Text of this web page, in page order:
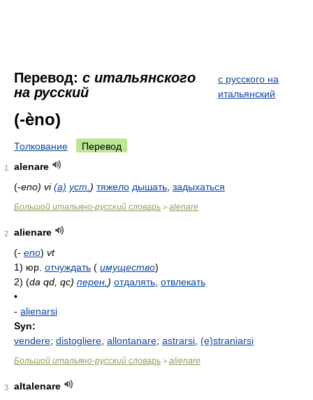
Перевод: с итальянского
на русский
с русского на
итальянский
(-èno)
Толкование Перевод
1
alenare
(-eno) vi(a) уст. ) тяжело дышать задыхаться
Большой итальяно-русский словарь > alenare
2
alienare
(- eno) vt
1) юр. отчуждать ( имущество)
2) (da qd, qc) перен. ) отдалять отвлекать
•
- alienarsi
Syn:
vendere; distogliere allontanare; astrarsi (e)straniarsi
Большой итальяно-русский словарь > alienare
3
altalenare